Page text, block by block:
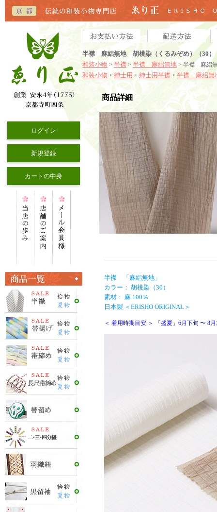
半襟 麻絽無地 胡桃染（くるみぞめ）（30）
和装小物 > 半襟 > 半襟 麻絽無地 > 半襟 麻絽
和装小物 >紳士用 > 紳士用半襟 > 半襟 麻絽無
ログイン
新規登録
カートの中身
商品詳細
半襟 「麻絽無地」
カラー： 胡桃染（30）
素材： 麻 100％
日本製 ＜ERISHO ORIGINAL＞
＜ 着用時期目安 ＞ 「盛夏」6月下旬 〜 8